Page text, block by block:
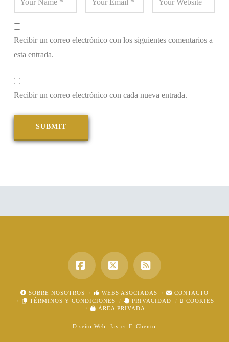
Recibir un correo electrónico con los siguientes comentarios a
esta entrada.
Recibir un correo electrónico con cada nueva entrada.
Facebook
X RSS
SOBRE NOSOTROS WEBS ASOCIADAS
CONTACTO
TÉRMINOS Y CONDICIONES
PRIVACIDAD
COOKIES
ÁREA PRIVADA
Diseño Web:Javier F. Chento